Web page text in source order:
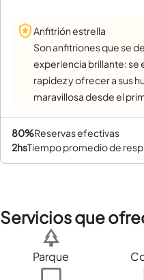
Anfitrión estrella
Son anfitriones que se
experiencia brillante: se
rapidez y ofrecer a sus
maravillosa desde el
80% reservas efectivas
2hs tiempo promedio de
Servicios que
Parque